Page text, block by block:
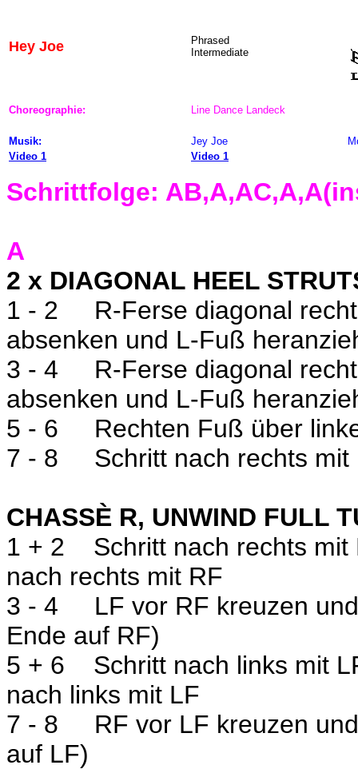
Hey Joe
Phrased
Intermediate
Choreographie: Line Dance Landeck
Musik: Jey Joe
Video 1
Video 1
Schrittfolge:
A
2 x DIAGONAL HEEL
1 - 2
R-Ferse diagonal
absenken und L-Fuß
3 - 4
R-Ferse diagonal
absenken und L-Fuß
5 - 6
Rechten Fuß über
7 - 8
Schritt nach rechts
CHASSÈ R, UNWIND FULL
1 + 2
Schritt nach rechts
nach rechts mit RF
3 - 4
LF vor RF kreuzen
Ende auf RF)
5 + 6
Schritt nach links mit
nach links mit LF
7 - 8
RF vor LF kreuzen
auf LF)